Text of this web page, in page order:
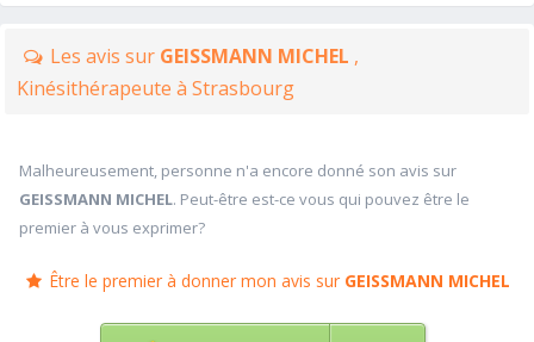
Les avis sur GEISSMANN MICHEL ,
Kinésithérapeute à Strasbourg
Malheureusement, personne n'a encore donné son avis sur
GEISSMANN MICHEL. Peut-être est-ce vous qui pouvez être le
premier à vous exprimer?
Être le premier à donner mon avis sur GEISSMANN MICHEL